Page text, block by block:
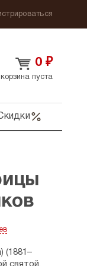
0 ₽
пуста
(1881–
святой.